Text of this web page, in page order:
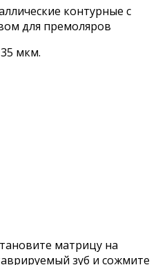
контурные с
для премоляров
мкм.
матрицу на
зуб и сожмите